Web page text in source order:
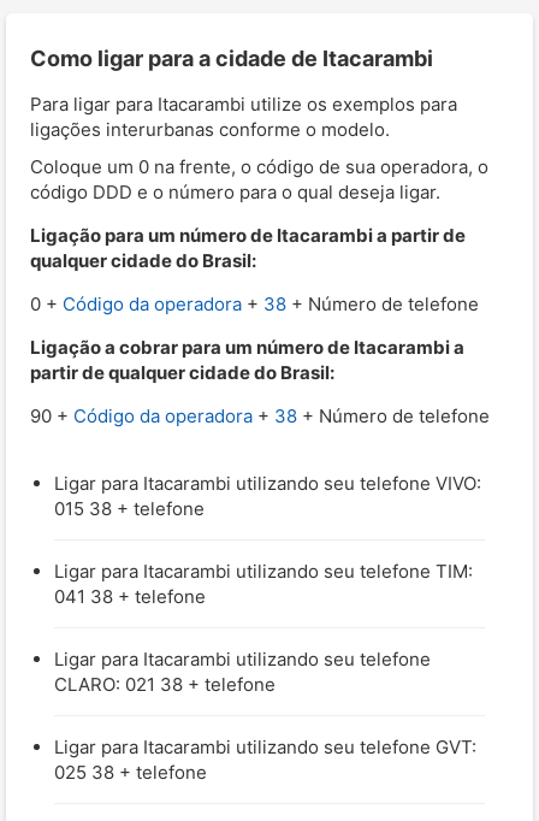
Como ligar para a cidade de Itacarambi
Para ligar para Itacarambi utilize os exemplos para
ligações interurbanas conforme o modelo.
Coloque um 0 na frente, o código de sua operadora, o
código DDD e o número para o qual deseja ligar.
Ligação para um número de Itacarambi a partir de
qualquer cidade do Brasil:
0 + Código da operadora + 38 + Número de telefone
Ligação a cobrar para um número de Itacarambi a
partir de qualquer cidade do Brasil:
90 + Código da operadora + 38 + Número de telefone
Ligar para Itacarambi utilizando seu telefone VIVO:
015 38 + telefone
Ligar para Itacarambi utilizando seu telefone TIM:
041 38 + telefone
Ligar para Itacarambi utilizando seu telefone
CLARO: 021 38 + telefone
Ligar para Itacarambi utilizando seu telefone GVT:
025 38 + telefone